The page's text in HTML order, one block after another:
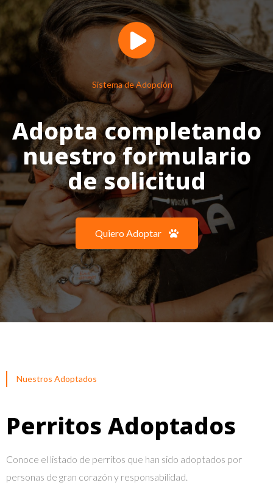
Sistema de Adopción
Adopta completando
nuestro formulario
de solicitud
Quiero Adoptar
Nuestros Adoptados
Perritos Adoptados
Conoce el listado de perritos que han sido adoptados por
personas de gran corazón y responsabilidad.